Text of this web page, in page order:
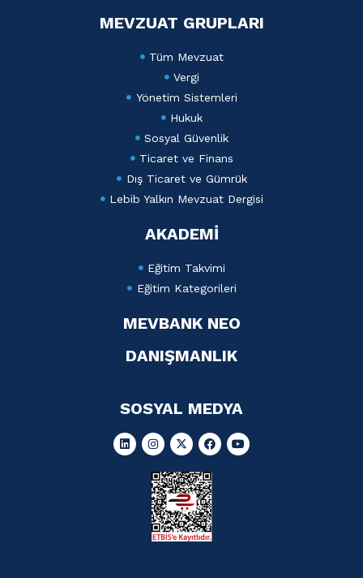
MEVZUAT GRUPLARI
Tüm Mevzuat
Vergi
Yönetim Sistemleri
Hukuk
Sosyal Güvenlik
Ticaret ve Finans
Dış Ticaret ve Gümrük
Lebib Yalkın Mevzuat Dergisi
AKADEMİ
Eğitim Takvimi
Eğitim Kategorileri
MEVBANK NEO
DANIŞMANLIK
SOSYAL MEDYA